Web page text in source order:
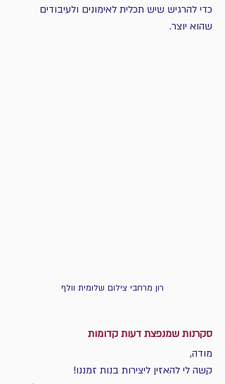
כדי להרגיש שיש תכלית לאימונים ולעיבודים
שהוא יוצר.
רון מרחבי צילום שלומית וולף
סקרנות שמנפצת דעות קדומות
מודה,
קשה לי להאזין ליצירות בנות זמננו!